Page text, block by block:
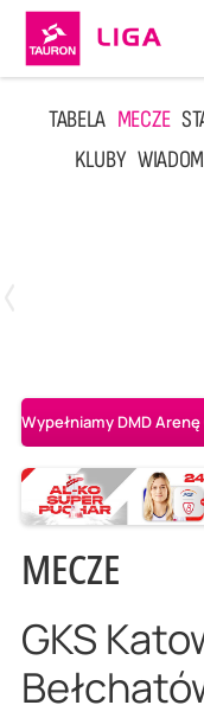
TABELA MECZE
KLUBY
Wypełniamy DMD
MECZE
GKS